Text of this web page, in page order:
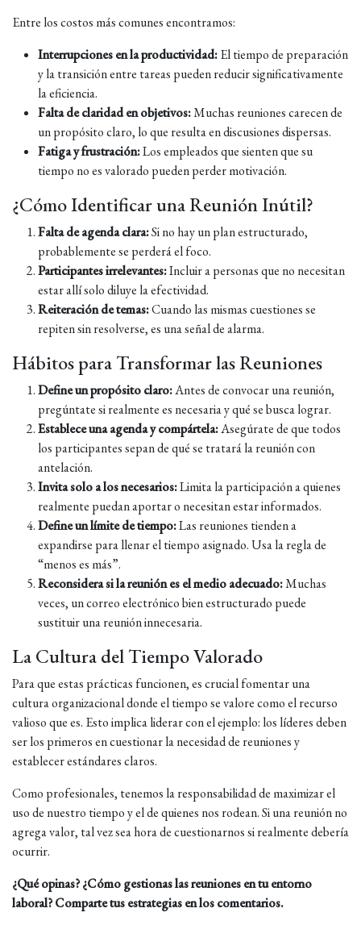
Entre los costos más comunes encontramos:
Interrupciones en la productividad:El tiempo de preparación
y la transición entre tareas pueden reducir significativamente
la eficiencia.
Falta de claridad en objetivos:Muchas reuniones carecen de
un propósito claro, lo que resulta en discusiones dispersas.
Fatiga y frustración:Los empleados que sienten que su
tiempo no es valorado pueden perder motivación.
¿Cómo Identificar una Reunión Inútil?
Falta de agenda clara:Si no hay un plan estructurado,
probablemente se perderá el foco.
Participantes irrelevantes:Incluir a personas que no necesitan
estar allí solo diluye la efectividad.
Reiteración de temas:Cuando las mismas cuestiones se
repiten sin resolverse, es una señal de alarma.
Hábitos para Transformar las Reuniones
Define un propósito claro:Antes de convocar una reunión,
pregúntate si realmente es necesaria y qué se busca lograr.
Establece una agenda y compártela:Asegúrate de que todos
los participantes sepan de qué se tratará la reunión con
antelación.
Invita solo a los necesarios:Limita la participación a quienes
realmente puedan aportar o necesitan estar informados.
Define un límite de tiempo:Las reuniones tienden a
expandirse para llenar el tiempo asignado. Usa la regla de
“menos es más”.
Reconsidera si la reunión es el medio adecuado:Muchas
veces, un correo electrónico bien estructurado puede
sustituir una reunión innecesaria.
La Cultura del Tiempo Valorado
Para que estas prácticas funcionen, es crucial fomentar una
cultura organizacional donde el tiempo se valore como el recurso
valioso que es. Esto implica liderar con el ejemplo: los líderes deben
ser los primeros en cuestionar la necesidad de reuniones y
establecer estándares claros.
Como profesionales, tenemos la responsabilidad de maximizar el
uso de nuestro tiempo y el de quienes nos rodean. Si una reunión no
agrega valor, tal vez sea hora de cuestionarnos si realmente debería
ocurrir.
¿Qué opinas? ¿Cómo gestionas las reuniones en tu entorno
laboral? Comparte tus estrategias en los comentarios.